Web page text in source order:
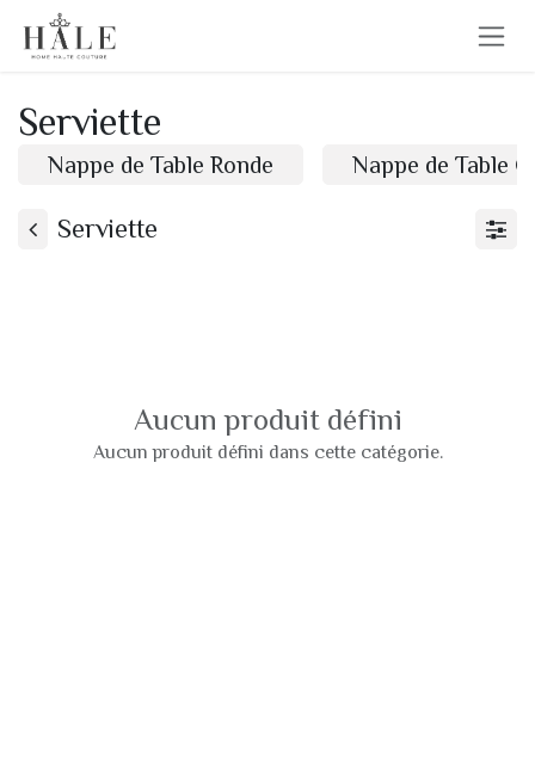
Se rendre au contenu
Serviette
Nappe de Table Ronde Nappe de Table
Serviette
Aucun produit défini
Aucun produit défini dans cette catégorie.